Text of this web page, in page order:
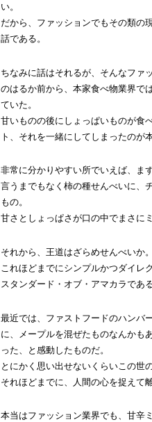
い。
だから、ファッションでもその類の
話である。
ちなみに話はそれるが、そんなファ
のはるか前から、本家食べ物業界で
ていた。
甘いものの後にしょっぱいものが食
ト、それを一緒にしてしまったのが
非常に分かりやすい所でいえば、ま
言うまでもなく柿の種せんべいに、
もの。
甘さとしょっぱさが口の中でまさに
それから、王道はざらめせんべいか
これほどまでにシンプルかつダイレ
スタンダード・オブ・アマカラであ
最近では、ファストフードのハンバ
に、メープルを混ぜたものなんかも
った、と感動したものだ。
とにかく思い出せないくらいこの世
それほどまでに、人間の心を捉えて
本当はファッション業界でも、甘辛